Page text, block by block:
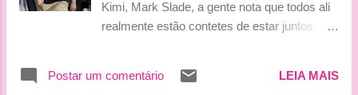
Kimi, Mark Slade, a gente nota que todos ali
realmente estão contetes de estar juntos,
Postar um comentário
LEIA MAIS